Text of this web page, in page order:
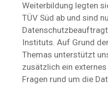
Weiterbildung legten
TÜV Süd ab und sind
Instituts. Auf Grund
Themas unterstützt
zusätzlich ein
Fragen rund um die